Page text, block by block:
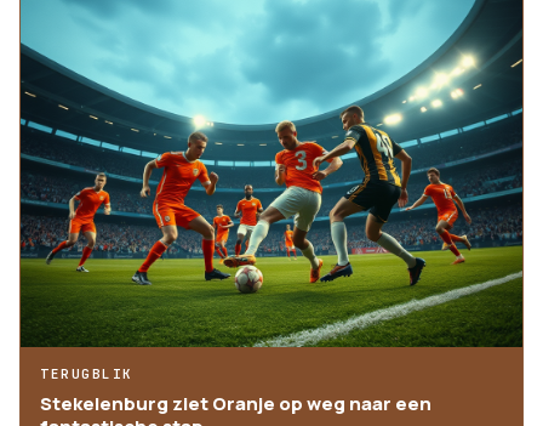
TERUGBLIK
Stekelenburg ziet Oranje op weg naar een